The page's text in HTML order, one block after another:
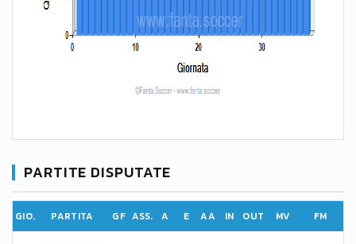
PARTITE DISPUTATE
GIO. PARTITA GF ASS. A E AA IN OUT MV FM